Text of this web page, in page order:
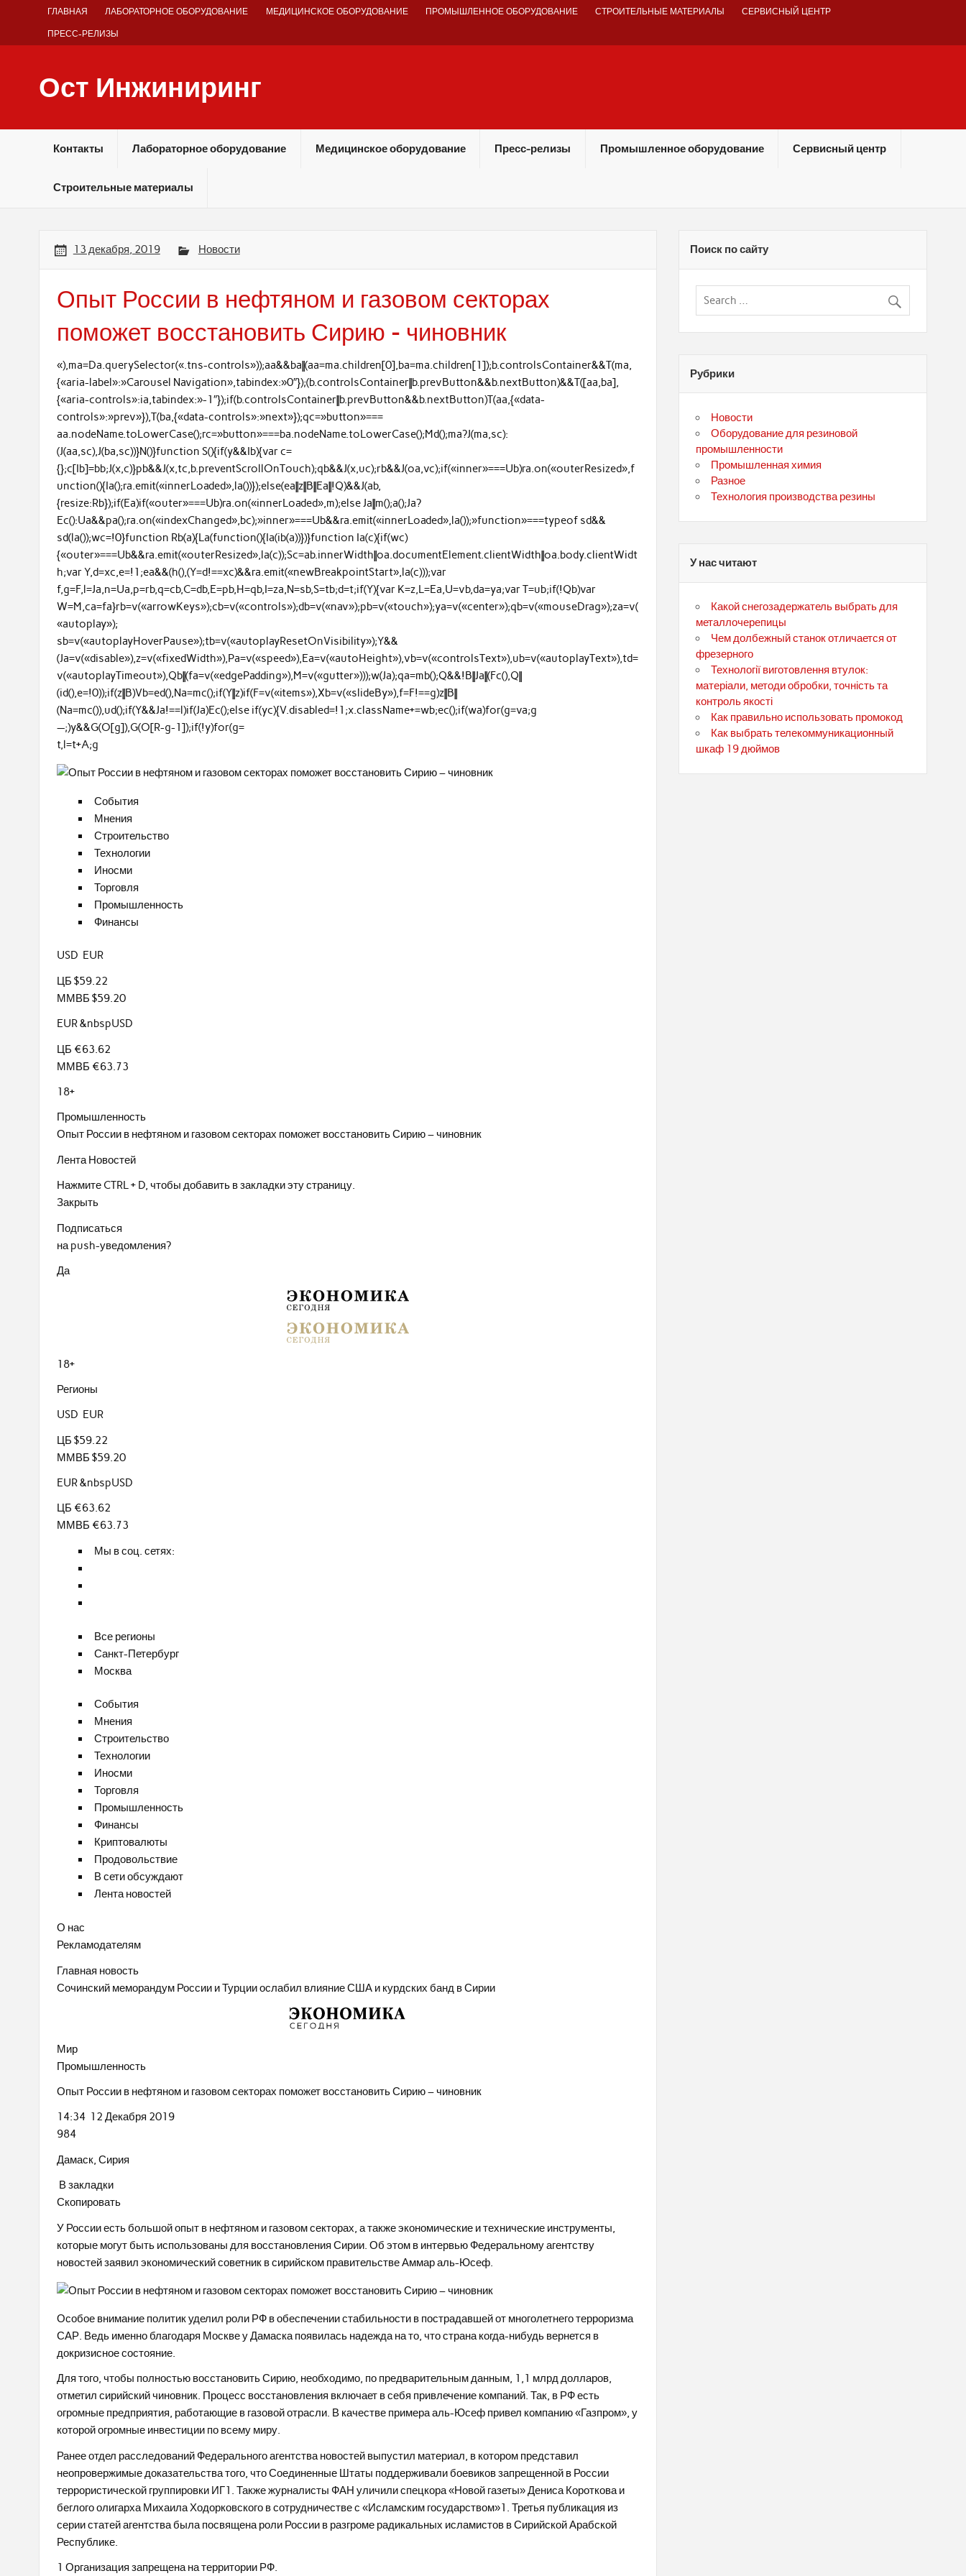
ГЛАВНАЯ ЛАБОРАТОРНОЕ ОБОРУДОВАНИЕ МЕДИЦИНСКОЕ ОБОРУДОВАНИЕ ПРОМЫШЛЕННОЕ ОБОРУДОВАНИЕ СТРОИТЕЛЬНЫЕ МАТЕРИАЛЫ СЕРВИСНЫЙ ЦЕНТР
ПРЕСС-РЕЛИЗЫ
Ост Инжиниринг
Контакты Лабораторное оборудование Медицинское оборудование Пресс-релизы Промышленное оборудование Сервисный центр
Строительные материалы
13 декабря, 2019 Новости
Опыт России в нефтяном и газовом секторах
поможет восстановить Сирию – чиновник
«),ma=Da.querySelector(«.tns-controls»));aa&&ba||(aa=ma.children[0],ba=ma.children[1]);b.controlsContainer&&T(ma,
{«aria-label»:»Carousel Navigation»,tabindex:»0″});(b.controlsContainer||b.prevButton&&b.nextButton)&&T([aa,ba],
{«aria-controls»:ia,tabindex:»-1″});if(b.controlsContainer||b.prevButton&&b.nextButton)T(aa,{«data-
controls»:»prev»}),T(ba,{«data-controls»:»next»});qc=»button»===
aa.nodeName.toLowerCase();rc=»button»===ba.nodeName.toLowerCase();Md();ma?J(ma,sc):
(J(aa,sc),J(ba,sc))}N()}function S(){if(y&&Ib){var c=
{};c[Ib]=bb;J(x,c)}pb&&J(x,tc,b.preventScrollOnTouch);qb&&J(x,uc);rb&&J(oa,vc);if(«inner»===Ub)ra.on(«outerResized»,f
unction(){Ia();ra.emit(«innerLoaded»,la())});else(ea||z||B||Ea||!Q)&&J(ab,
{resize:Rb});if(Ea)if(«outer»===Ub)ra.on(«innerLoaded»,m);else Ja||m();a();Ja?
Ec():Ua&&pa();ra.on(«indexChanged»,bc);»inner»===Ub&&ra.emit(«innerLoaded»,la());»function»===typeof sd&&
sd(la());wc=!0}function Rb(a){La(function(){Ia(ib(a))})}function Ia(c){if(wc)
{«outer»===Ub&&ra.emit(«outerResized»,la(c));Sc=ab.innerWidth||oa.documentElement.clientWidth||oa.body.clientWidt
h;var Y,d=xc,e=!1;ea&&(h(),(Y=d!==xc)&&ra.emit(«newBreakpointStart»,la(c)));var
f,g=F,l=Ja,n=Ua,p=rb,q=cb,C=db,E=pb,H=qb,I=za,N=sb,S=tb;d=t;if(Y){var K=z,L=Ea,U=vb,da=ya;var T=ub;if(!Qb)var
W=M,ca=fa}rb=v(«arrowKeys»);cb=v(«controls»);db=v(«nav»);pb=v(«touch»);ya=v(«center»);qb=v(«mouseDrag»);za=v(
«autoplay»);
sb=v(«autoplayHoverPause»);tb=v(«autoplayResetOnVisibility»);Y&&
(Ja=v(«disable»),z=v(«fixedWidth»),Pa=v(«speed»),Ea=v(«autoHeight»),vb=v(«controlsText»),ub=v(«autoplayText»),td=
v(«autoplayTimeout»),Qb||(fa=v(«edgePadding»),M=v(«gutter»)));w(Ja);qa=mb();Q&&!B||Ja||(Fc(),Q||
(id(),e=!0));if(z||B)Vb=ed(),Na=mc();if(Y||z)if(F=v(«items»),Xb=v(«slideBy»),f=F!==g)z||B||
(Na=mc()),ud();if(Y&&Ja!==l)if(Ja)Ec();else if(yc){V.disabled=!1;x.className+=wb;ec();if(wa)for(g=va;g
—;)y&&G(O[g]),G(O[R-g-1]);if(!y)for(g=
t,l=t+A;g
События
Мнения
Строительство
Технологии
Иносми
Торговля
Промышленность
Финансы
USD EUR
ЦБ $59.22
ММВБ $59.20
EUR &nbspUSD
ЦБ €63.62
ММВБ €63.73
18+
Промышленность
Опыт России в нефтяном и газовом секторах поможет восстановить Сирию – чиновник
Лента Новостей
Нажмите CTRL + D, чтобы добавить в закладки эту страницу.
Закрыть
Подписаться
на push-уведомления?
Да
18+
Регионы
USD EUR
ЦБ $59.22
ММВБ $59.20
EUR &nbspUSD
ЦБ €63.62
ММВБ €63.73
Мы в соц. сетях:
Все регионы
Санкт-Петербург
Москва
События
Мнения
Строительство
Технологии
Иносми
Торговля
Промышленность
Финансы
Криптовалюты
Продовольствие
В сети обсуждают
Лента новостей
О нас
Рекламодателям
Главная новость
Сочинский меморандум России и Турции ослабил влияние США и курдских банд в Сирии
Мир
Промышленность
Опыт России в нефтяном и газовом секторах поможет восстановить Сирию – чиновник
14:34 12 Декабря 2019
984
Дамаск, Сирия
В закладки
Скопировать
У России есть большой опыт в нефтяном и газовом секторах, а также экономические и технические инструменты,
которые могут быть использованы для восстановления Сирии. Об этом в интервью Федеральному агентству
новостей заявил экономический советник в сирийском правительстве Аммар аль-Юсеф.
Особое внимание политик уделил роли РФ в обеспечении стабильности в пострадавшей от многолетнего терроризма
САР. Ведь именно благодаря Москве у Дамаска появилась надежда на то, что страна когда-нибудь вернется в
докризисное состояние.
Для того, чтобы полностью восстановить Сирию, необходимо, по предварительным данным, 1,1 млрд долларов,
отметил сирийский чиновник. Процесс восстановления включает в себя привлечение компаний. Так, в РФ есть
огромные предприятия, работающие в газовой отрасли. В качестве примера аль-Юсеф привел компанию «Газпром», у
которой огромные инвестиции по всему миру.
Ранее отдел расследований Федерального агентства новостей выпустил материал, в котором представил
неопровержимые доказательства того, что Соединенные Штаты поддерживали боевиков запрещенной в России
террористической группировки ИГ1. Также журналисты ФАН уличили спецкора «Новой газеты» Дениса Короткова и
беглого олигарха Михаила Ходорковского в сотрудничестве с «Исламским государством»1. Третья публикация из
серии статей агентства была посвящена роли России в разгроме радикальных исламистов в Сирийской Арабской
Республике.
1 Организация запрещена на территории РФ.
Поиск по сайту
Рубрики
Новости
Оборудование для резиновой
промышленности
Промышленная химия
Разное
Технология производства резины
У нас читают
Какой снегозадержатель выбрать для
металлочерепицы
Чем долбежный станок отличается от
фрезерного
Технології виготовлення втулок:
матеріали, методи обробки, точність та
контроль якості
Как правильно использовать промокод
Как выбрать телекоммуникационный
шкаф 19 дюймов